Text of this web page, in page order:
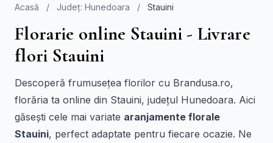
Acasă / Județ: Hunedoara / Stauini
Florarie online Stauini - Livrare
flori Stauini
Descoperă frumusețea florilor cu Brandusa.ro,
florăria ta online din Stauini, județul Hunedoara. Aici
găsești cele mai variate aranjamente florale
Stauini, perfect adaptate pentru fiecare ocazie. Ne